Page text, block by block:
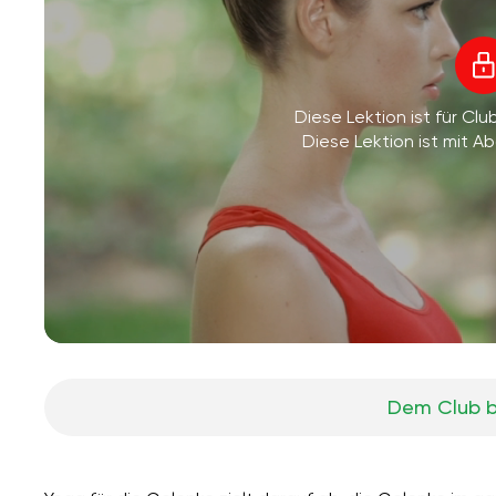
Diese Lektion ist für
Diese Lektion ist mit
Dem Club